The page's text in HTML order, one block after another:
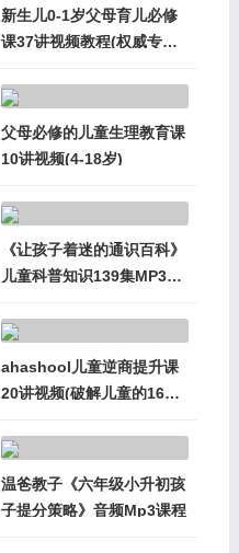
新生儿0-1岁父母育儿必修
课37讲视频教程(权威专家
父母必修的儿童生理教育课
10讲视频(4-18岁)
《让孩子着迷的通识百科》
儿童科普知识139集MP3音
ahashool儿童逆商提升课
20讲视频(破解儿童的16种
温爸教子《六年级小升初孩
子提分策略》音频Mp3课程